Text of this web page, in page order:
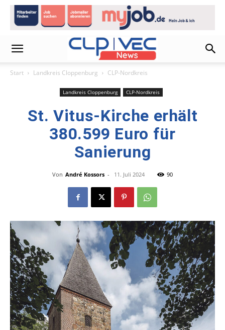
Start Landkreis Cloppenburg CLP-Nordkreis
Landkreis Cloppenburg CLP-Nordkreis
St. Vitus-Kirche erhält
380.599 Euro für
Sanierung
Von André Kossors - 11. Juli 2024 90